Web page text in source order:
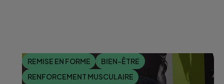
REMISE EN FORME
BIEN-ÊTRE
RENFORCEMENT MUSCULAIRE